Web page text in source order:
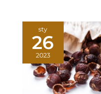
sty
26
2023